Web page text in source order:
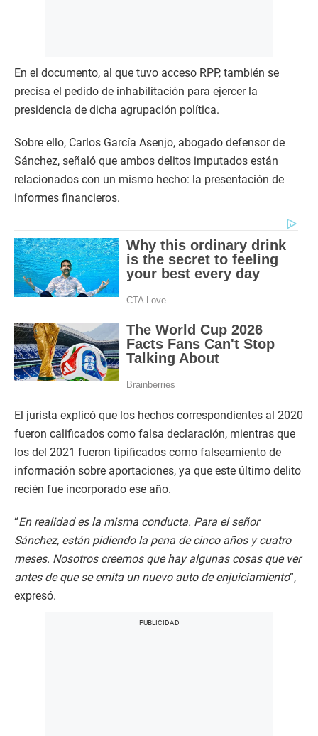
En el documento, al que tuvo acceso RPP, también se
precisa el pedido de inhabilitación para ejercer la
presidencia de dicha agrupación política.
Sobre ello, Carlos García Asenjo, abogado defensor de
Sánchez, señaló que ambos delitos imputados están
relacionados con un mismo hecho: la presentación de
informes financieros.
El jurista explicó que los hechos correspondientes al 2020
fueron calificados como falsa declaración, mientras que
los del 2021 fueron tipificados como falseamiento de
información sobre aportaciones, ya que este último delito
recién fue incorporado ese año.
“En realidad es la misma conducta. Para el señor
Sánchez, están pidiendo la pena de cinco años y cuatro
meses. Nosotros creemos que hay algunas cosas que ver
antes de que se emita un nuevo auto de enjuiciamiento”,
expresó.